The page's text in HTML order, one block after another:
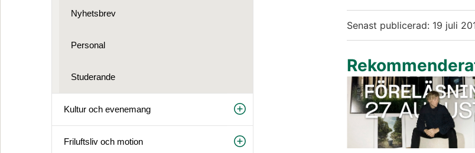
Nyhetsbrev
Personal
Studerande
Kultur och evenemang
Friluftsliv och motion
Senast publicerad: 19 juli